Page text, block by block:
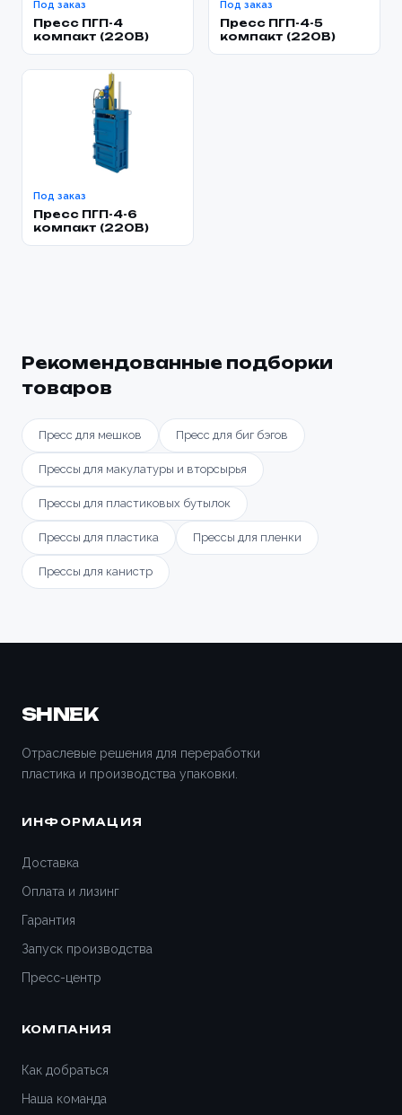
Под заказ
Пресс ПГП-4
компакт (220В)
Под заказ
Пресс ПГП-4-5
компакт (220В)
Под заказ
Пресс ПГП-4-6
компакт (220В)
Рекомендованные подборки
товаров
Пресс для мешков Пресс для биг бэгов
Прессы для макулатуры и вторсырья
Прессы для пластиковых бутылок
Прессы для пластика Прессы для пленки
Прессы для канистр
SHNEK
Отраслевые решения для переработки
пластика и производства упаковки.
ИНФОРМАЦИЯ
Доставка
Оплата и лизинг
Гарантия
Запуск производства
Пресс-центр
КОМПАНИЯ
Как добраться
Наша команда